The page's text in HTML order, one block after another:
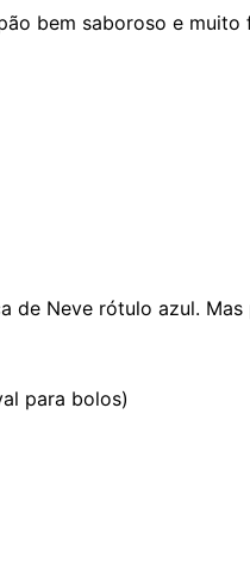
bem saboroso e muito
de Neve rótulo azul.
para bolos)